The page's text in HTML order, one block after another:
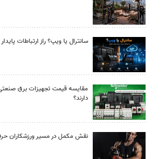
سانترال یا ویپ؟ راز ارتباطات
مقایسه قیمت تجهیزات برق صنعتی
دارند؟
نقش مکمل در مسیر ورزشکاران